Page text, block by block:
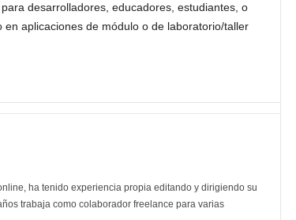
desarrolladores, educadores, estudiantes, o
aplicaciones de módulo o de laboratorio/taller
ha tenido experiencia propia editando y dirigiendo su
trabaja como colaborador freelance para varias